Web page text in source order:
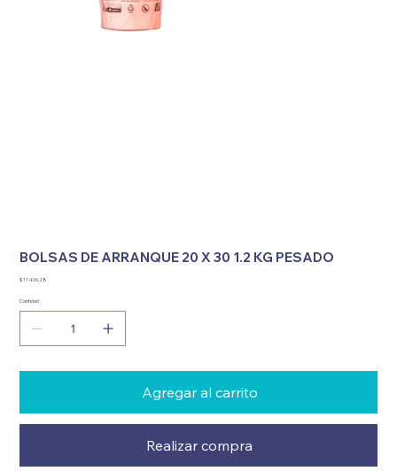
BOLSAS DE ARRANQUE 20 X 30 1.2 KG PESADO
Precio
$ 11.406,28
Cantidad
Agregar al carrito
Realizar compra